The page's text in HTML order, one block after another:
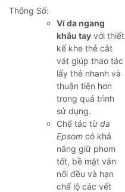
Thông Số:
Ví da ngang
khâu tay với thiết
kế khe thẻ cắt
vát giúp thao tác
lấy thẻ nhanh và
thuận tiện hơn
trong quá trình
sử dụng.
Chế tác từ da
Epsom có khả
năng giữ phom
tốt, bề mặt vân
nổi đều và hạn
chế lộ các vết